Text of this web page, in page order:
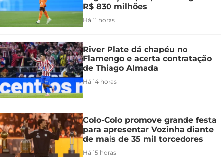
R$ 830 milhões
Há 11 horas
River Plate dá chapéu no
Flamengo e acerta contratação
de Thiago Almada
Há 14 horas
Colo-Colo promove grande festa
para apresentar Vozinha diante
de mais de 35 mil torcedores
Há 15 horas